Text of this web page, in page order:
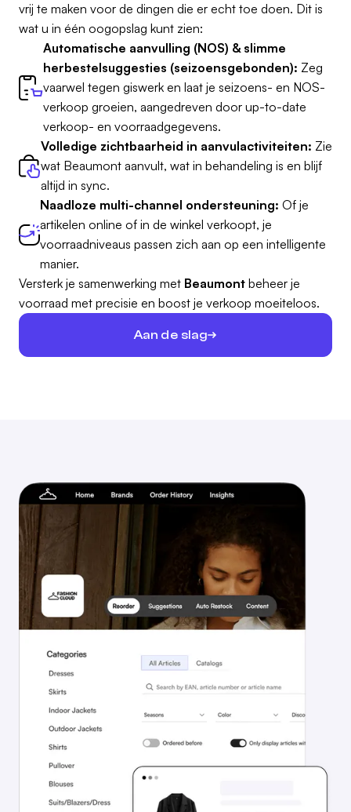
vrij te maken voor de dingen die er echt toe doen. Dit is
wat u in één oogopslag kunt zien:
Automatische aanvulling (NOS) & slimme
herbestelsuggesties (seizoensgebonden): Zeg
vaarwel tegen giswerk en laat je seizoens- en NOS-
verkoop groeien, aangedreven door up-to-date
verkoop- en voorraadgegevens.
Volledige zichtbaarheid in aanvulactiviteiten: Zie
wat Beaumont aanvult, wat in behandeling is en blijf
altijd in sync.
Naadloze multi-channel ondersteuning: Of je
artikelen online of in de winkel verkoopt, je
voorraadniveaus passen zich aan op een intelligente
manier.
Versterk je samenwerking met Beaumont beheer je
voorraad met precisie en boost je verkoop moeiteloos.
Aan de slag